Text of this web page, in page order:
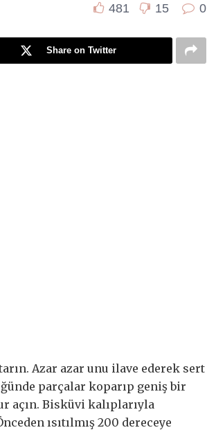
481 15 0
Share on Twitter
Azar azar unu ilave ederek sert
parçalar koparıp geniş bir
açın. Bisküvi kalıplarıyla
ısıtılmış 200 dereceye